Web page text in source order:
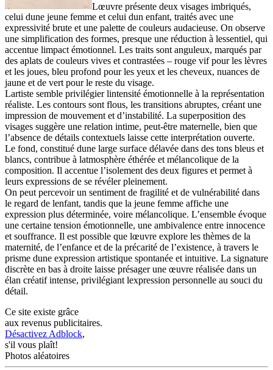
Lœuvre présente deux visages imbriqués,
celui dune jeune femme et celui dun enfant, traités avec une
expressivité brute et une palette de couleurs audacieuse. On observe
une simplification des formes, presque une réduction à lessentiel, qui
accentue limpact émotionnel. Les traits sont anguleux, marqués par
des aplats de couleurs vives et contrastées – rouge vif pour les lèvres
et les joues, bleu profond pour les yeux et les cheveux, nuances de
jaune et de vert pour le reste du visage.
Lartiste semble privilégier lintensité émotionnelle à la représentation
réaliste. Les contours sont flous, les transitions abruptes, créant une
impression de mouvement et d’instabilité. La superposition des
visages suggère une relation intime, peut-être maternelle, bien que
l’absence de détails contextuels laisse cette interprétation ouverte.
Le fond, constitué dune large surface délavée dans des tons bleus et
blancs, contribue à latmosphère éthérée et mélancolique de la
composition. Il accentue l’isolement des deux figures et permet à
leurs expressions de se révéler pleinement.
On peut percevoir un sentiment de fragilité et de vulnérabilité dans
le regard de lenfant, tandis que la jeune femme affiche une
expression plus déterminée, voire mélancolique. L’ensemble évoque
une certaine tension émotionnelle, une ambivalence entre innocence
et souffrance. Il est possible que lœuvre explore les thèmes de la
maternité, de l’enfance et de la précarité de l’existence, à travers le
prisme dune expression artistique spontanée et intuitive. La signature
discrète en bas à droite laisse présager une œuvre réalisée dans un
élan créatif intense, privilégiant lexpression personnelle au souci du
détail.
Ce site existe grâce
aux revenus publicitaires.
Désactivez Adblock,
s'il vous plaît!
Photos aléatoires